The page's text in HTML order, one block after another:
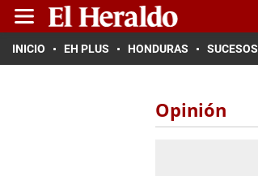
INICIO EH PLUS HONDURAS SUCESOS
Opinión